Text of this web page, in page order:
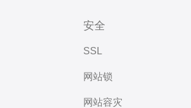
安全
SSL
网站锁
网站容灾